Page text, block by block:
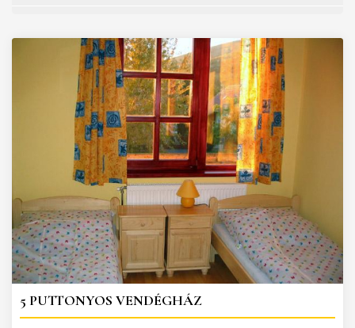
5 PUTTONYOS VENDÉGHÁZ